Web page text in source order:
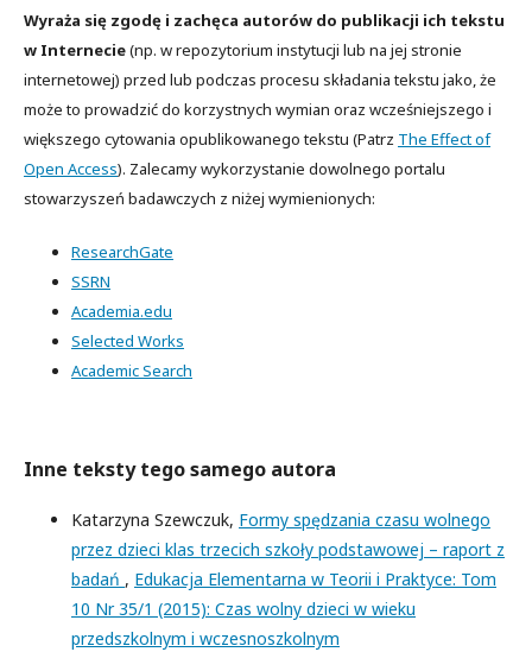
Wyraża się zgodę i zachęca autorów do publikacji ich tekstu
w Internecie(np. w repozytorium instytucji lub na jej stronie
internetowej) przed lub podczas procesu składania tekstu jako, że
może to prowadzić do korzystnych wymian oraz wcześniejszego i
większego cytowania opublikowanego tekstu (Patrz The Effect of
Open Access). Zalecamy wykorzystanie dowolnego portalu
stowarzyszeń badawczych z niżej wymienionych:
ResearchGate
SSRN
Academia.edu
Selected Works
Academic Search
Inne teksty tego samego autora
Katarzyna Szewczuk, Formy spędzania czasu wolnego
przez dzieci klas trzecich szkoły podstawowej – raport z
badań , Edukacja Elementarna w Teorii i Praktyce: Tom
10 Nr 35/1 (2015): Czas wolny dzieci w wieku
przedszkolnym i wczesnoszkolnym